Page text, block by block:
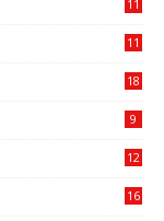
11
11
18
9
12
16